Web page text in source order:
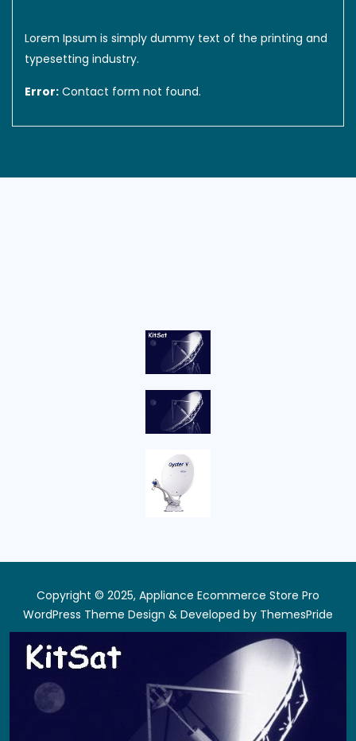
Lorem Ipsum is simply dummy text of the printing and
typesetting industry.
Error: Contact form not found.
Copyright © 2025, Appliance Ecommerce Store Pro
WordPress Theme Design & Developed by ThemesPride